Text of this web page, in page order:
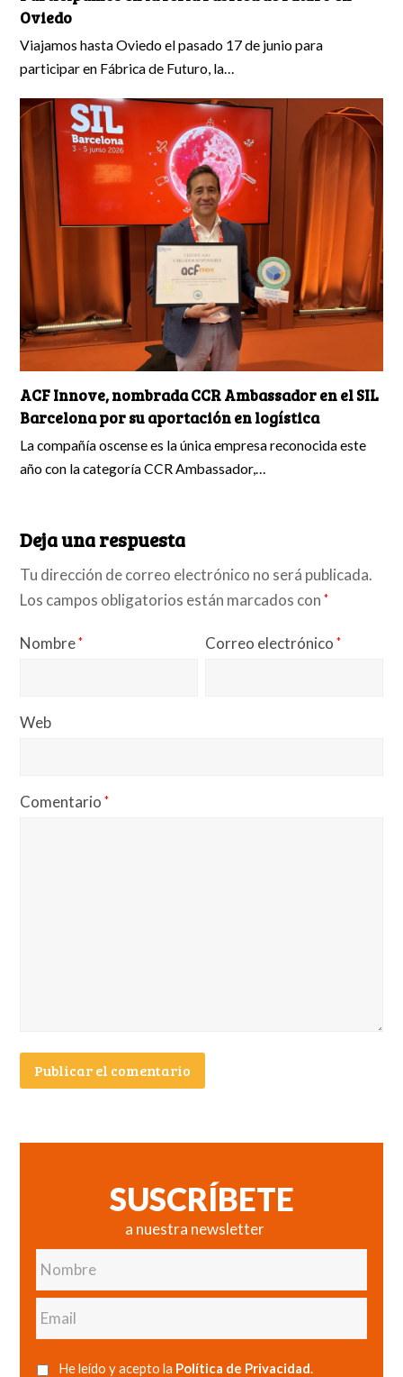
Oviedo
Viajamos hasta Oviedo el pasado 17 de junio para
participar en Fábrica de Futuro, la…
ACF Innove, nombrada CCR Ambassador en el SIL
Barcelona por su aportación en logística
La compañía oscense es la única empresa reconocida este
año con la categoría CCR Ambassador,…
Deja una respuesta
Tu dirección de correo electrónico no será publicada.
Los campos obligatorios están marcados con*
Nombre* Correo electrónico*
Web
Comentario*
SUSCRÍBETE
a nuestra newsletter
Nombre
Email
He leído y acepto la Política de Privacidad.